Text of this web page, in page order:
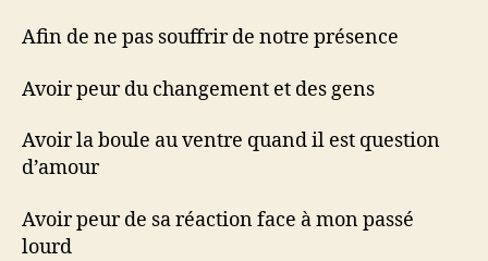
Afin de ne pas souffrir de notre présence
Avoir peur du changement et des gens
Avoir la boule au ventre quand il est question
d’amour
Avoir peur de sa réaction face à mon passé
lourd